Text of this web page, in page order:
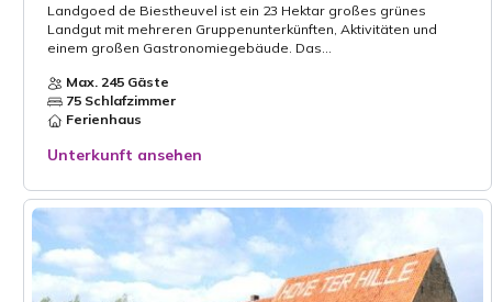
Landgoed de Biestheuvel ist ein 23 Hektar großes grünes
Landgut mit mehreren Gruppenunterkünften, Aktivitäten und
einem großen Gastronomiegebäude. Das...
Max. 245 Gäste
75 Schlafzimmer
Ferienhaus
Unterkunft ansehen